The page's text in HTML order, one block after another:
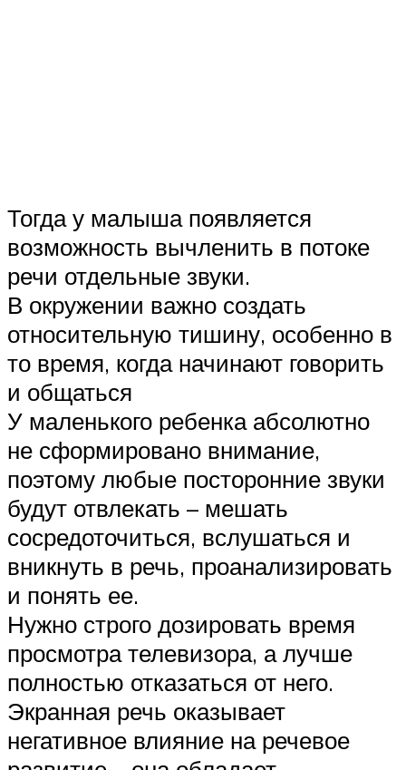
Тогда у малыша появляется
возможность вычленить в потоке
речи отдельные звуки.
В окружении важно создать
относительную тишину, особенно в
то время, когда начинают говорить
и общаться
У маленького ребенка абсолютно
не сформировано внимание,
поэтому любые посторонние звуки
будут отвлекать – мешать
сосредоточиться, вслушаться и
вникнуть в речь, проанализировать
и понять ее.
Нужно строго дозировать время
просмотра телевизора, а лучше
полностью отказаться от него.
Экранная речь оказывает
негативное влияние на речевое